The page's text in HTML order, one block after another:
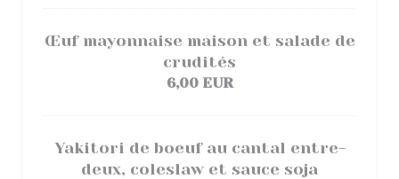
Œuf mayonnaise maison et salade de
crudités
6,00 EUR
Yakitori de boeuf au cantal entre-
deux, coleslaw et sauce soja